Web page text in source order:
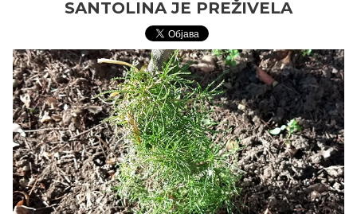
SANTOLINA JE PREŽIVELA